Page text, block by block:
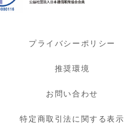
プライバシーポリシー
推奨環境
お問い合わせ
特定商取引法に関する表示